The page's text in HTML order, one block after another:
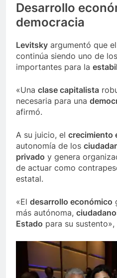
Desarrollo
democracia
Levitsky argumentó que el
continúa siendo uno de
importantes para la
«Una clase capitalista
necesaria para una
afirmó.
A su juicio, el crecimiento
autonomía de los
privado y genera
de actuar como
estatal.
«El desarrollo económico
más autónoma,
Estado para su